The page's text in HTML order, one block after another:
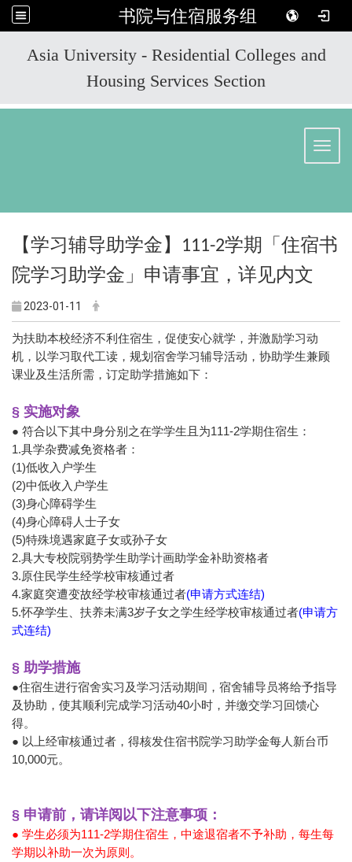
书院与住宿服务组
Asia University - Residential Colleges and
Housing Services Section
【学习辅导助学金】 111-2学期「住宿书
院学习助学金」申请事宜，详见内文
2023-01-11
为扶助本校经济不利住宿生，促使安心就学，并激励学习动
机，以学习取代工读，规划宿舍学习辅导活动，协助学生兼顾
课业及生活所需，订定助学措施如下：
§ 实施对象
● 符合以下其中身分别之在学学生且为111-2学期住宿生：
1.具学杂费减免资格者：
(1)低收入户学生
(2)中低收入户学生
(3)身心障碍学生
(4)身心障碍人士子女
(5)特殊境遇家庭子女或孙子女
2.具大专校院弱势学生助学计画助学金补助资格者
3.原住民学生经学校审核通过者
4.家庭突遭变故经学校审核通过者(申请方式连结)
5.怀孕学生、扶养未满3岁子女之学生经学校审核通过者(申请方
式连结)
§ 助学措施
●住宿生进行宿舍实习及学习活动期间，宿舍辅导员将给予指导
及协助，使其顺利完成学习活动40小时，并缴交学习回馈心
得。
● 以上经审核通过者，得核发住宿书院学习助学金每人新台币
10,000元。
§ 申请前，请详阅以下注意事项：
● 学生必须为111-2学期住宿生，中途退宿者不予补助，每生每
学期以补助一次为原则。